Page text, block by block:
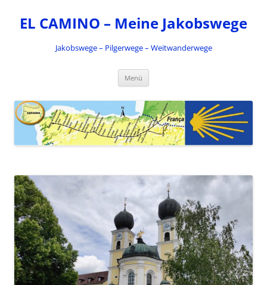
springen
EL CAMINO – Meine Jakobswege
Jakobswege – Pilgerwege – Weitwanderwege
Menü